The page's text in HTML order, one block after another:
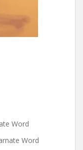
Word
Word